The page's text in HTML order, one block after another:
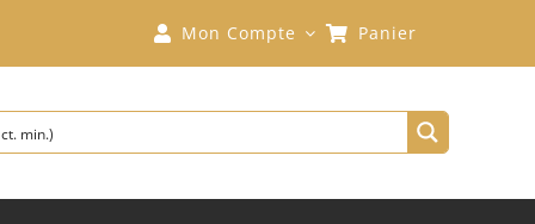
Mon Compte Panier